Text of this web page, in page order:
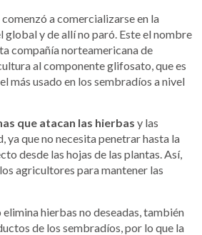
a comercializarse en la
global y de allí no paró. Este el nombre
compañía norteamericana de
al componente glifosato, que es
más usado en los sembradíos a nivel
que atacan las hierbas y las
ya que no necesita penetrar hasta la
desde las hojas de las plantas. Así,
agricultores para mantener las
hierbas no deseadas, también
de los sembradíos, por lo que la